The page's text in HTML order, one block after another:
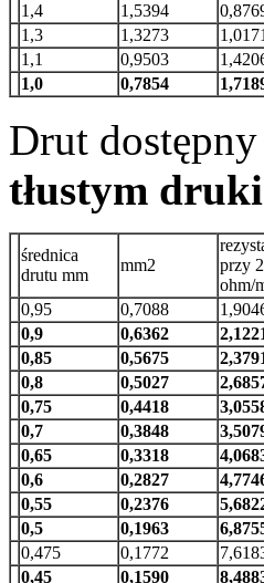
1,4
1,5394
1,3
1,3273 1,0171
1,1
0,9503
1,0
0,7854
Drut dostępny
tłustym
średnica
drutu mm
mm2
przy
ohm/
0,95 0,7088
0,9
0,6362
0,85
0,5675
0,8
0,5027
0,75
0,4418
0,7
0,3848
0,65
0,3318
0,6
0,2827
0,55
0,2376
0,5
0,1963
0,475
0,1772
0,45
0,1590